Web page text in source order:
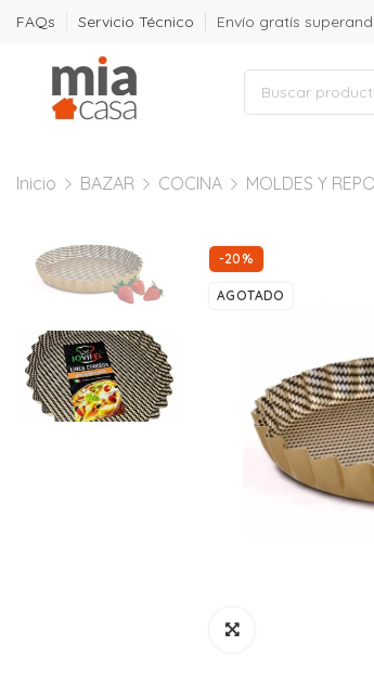
FAQs Servicio Técnico Envío gratís
Inicio BAZAR COCINA MOLDES Y
-20%
AGOTADO